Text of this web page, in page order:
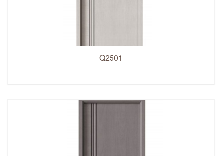
Q2501